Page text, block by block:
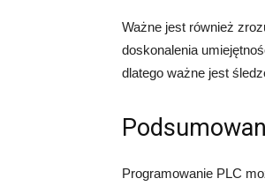
Ważne jest również
doskonalenia
dlatego ważne jest
Programowanie PLC